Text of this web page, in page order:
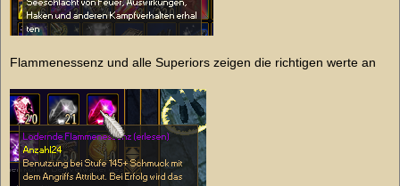
Flammenessenz und alle Superiors zeigen die richtigen werte an